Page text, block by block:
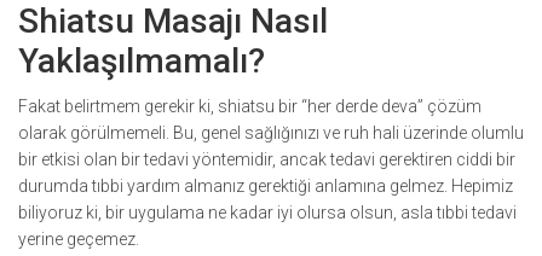
Shiatsu Masajı Nasıl
Yaklaşılmamalı?
Fakat belirtmem gerekir ki, shiatsu bir “her derde deva” çözüm
olarak görülmemeli. Bu, genel sağlığınızı ve ruh hali üzerinde olumlu
bir etkisi olan bir tedavi yöntemidir, ancak tedavi gerektiren ciddi bir
durumda tıbbi yardım almanız gerektiği anlamına gelmez. Hepimiz
biliyoruz ki, bir uygulama ne kadar iyi olursa olsun, asla tıbbi tedavi
yerine geçemez.